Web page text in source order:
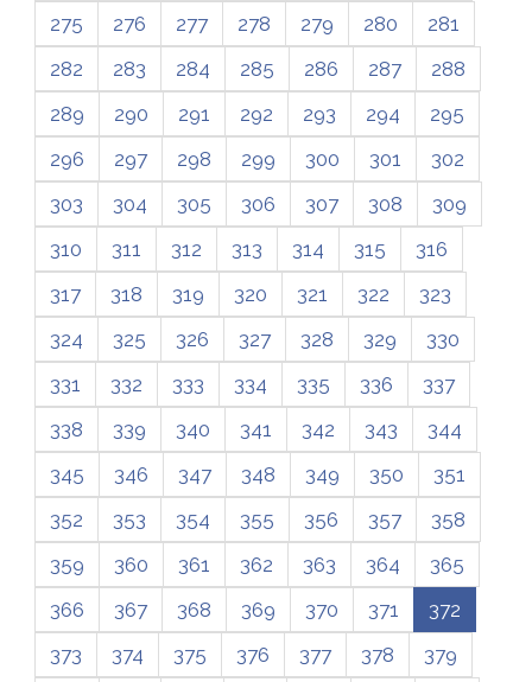
275
276 277 278 279 280
281
282
283 284 285 286 287
288
289
290 291 292 293 294
295
296
297 298 299 300 301
302
303
304 305 306 307 308
309
310
311 312 313 314 315
316
317
318 319 320 321 322
323
324
325 326 327 328 329
330
331
332 333 334 335 336
337
338
339 340 341 342 343
344
345
346 347 348 349 350
351
352
353 354 355 356 357
358
359
360 361 362 363 364
365
366
367 368 369 370 371
372
373
374 375 376 377 378 379